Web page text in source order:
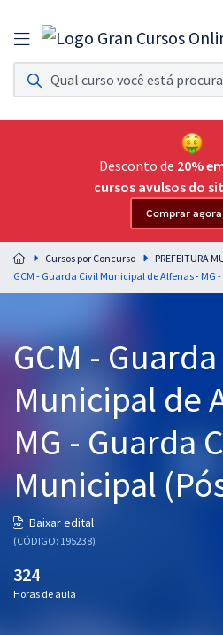
Assinatura Ilimitada 11
Acesso a todos os cursos. Teste grátis por 7
Assinatura OAB Até Passar
Acesso ilimitado a toda preparação para o
Residências Multiprofissionais
Preparação completa e intensiva para as
residências em saúde do Brasil
Assinatura Ilimitada
Pós
Graduação
OAB
Mentorias
Questões grátis
Desconto de 20%
cursos avulsos do
Comprar agora
Cursos por Concurso
PREFEITURA
GCM -
Municipal de
MG - Guarda
Municipal
Baixar edital
(CÓDIGO: 195238)
324
Horas de aula